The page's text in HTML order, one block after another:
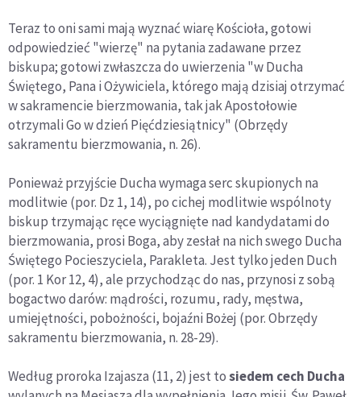
Teraz to oni sami mają wyznać wiarę Kościoła, gotowi
odpowiedzieć "wierzę" na pytania zadawane przez
biskupa; gotowi zwłaszcza do uwierzenia "w Ducha
Świętego, Pana i Ożywiciela, którego mają dzisiaj otrzymać
w sakramencie bierzmowania, tak jak Apostołowie
otrzymali Go w dzień Pięćdziesiątnicy" (Obrzędy
sakramentu bierzmowania, n. 26).
Ponieważ przyjście Ducha wymaga serc skupionych na
modlitwie (por. Dz 1, 14), po cichej modlitwie wspólnoty
biskup trzymając ręce wyciągnięte nad kandydatami do
bierzmowania, prosi Boga, aby zesłał na nich swego Ducha
Świętego Pocieszyciela, Parakleta. Jest tylko jeden Duch
(por. 1 Kor 12, 4), ale przychodząc do nas, przynosi z sobą
bogactwo darów: mądrości, rozumu, rady, męstwa,
umiejętności, pobożności, bojaźni Bożej (por. Obrzędy
sakramentu bierzmowania, n. 28-29).
Według proroka Izajasza (11, 2) jest tosiedem cech Ducha